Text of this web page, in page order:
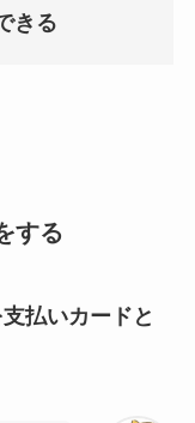
きる
する
払いカードと